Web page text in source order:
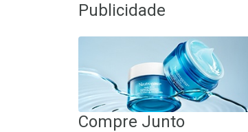
Publicidade
Compre Junto